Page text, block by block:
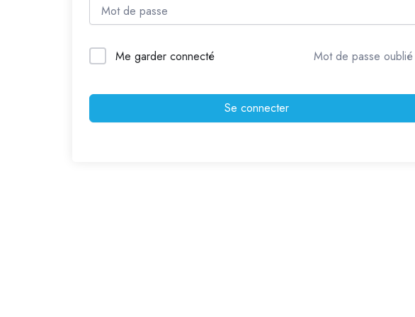
Me garder connecté Mot de passe
Se connecter